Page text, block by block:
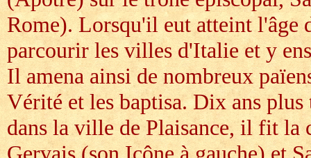
Rome). Lorsqu'il eut atteint l'âge
parcourir les villes d'Italie et y
Il amena ainsi de nombreux
Vérité et les baptisa. Dix ans
dans la ville de Plaisance, il fit la